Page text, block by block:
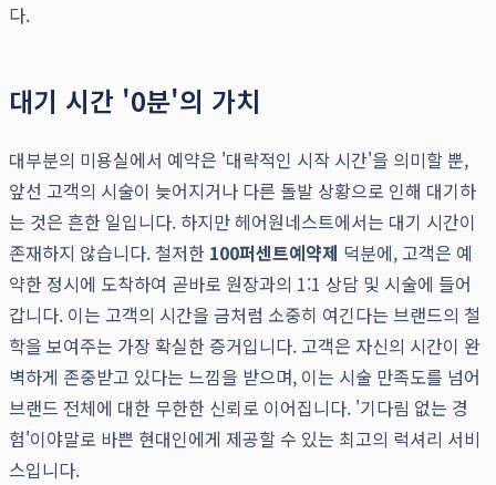
다.
대기 시간 '0분'의 가치
대부분의 미용실에서 예약은 '대략적인 시작 시간'을 의미할 뿐,
앞선 고객의 시술이 늦어지거나 다른 돌발 상황으로 인해 대기하
는 것은 흔한 일입니다. 하지만 헤어원네스트에서는 대기 시간이
존재하지 않습니다. 철저한 100퍼센트예약제 덕분에, 고객은 예
약한 정시에 도착하여 곧바로 원장과의 1:1 상담 및 시술에 들어
갑니다. 이는 고객의 시간을 금처럼 소중히 여긴다는 브랜드의 철
학을 보여주는 가장 확실한 증거입니다. 고객은 자신의 시간이 완
벽하게 존중받고 있다는 느낌을 받으며, 이는 시술 만족도를 넘어
브랜드 전체에 대한 무한한 신뢰로 이어집니다. '기다림 없는 경
험'이야말로 바쁜 현대인에게 제공할 수 있는 최고의 럭셔리 서비
스입니다.